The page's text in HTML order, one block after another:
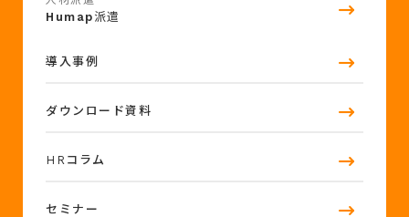
Humap 派遣
導入事例
ダウンロード資料
HRコラム
セミナー